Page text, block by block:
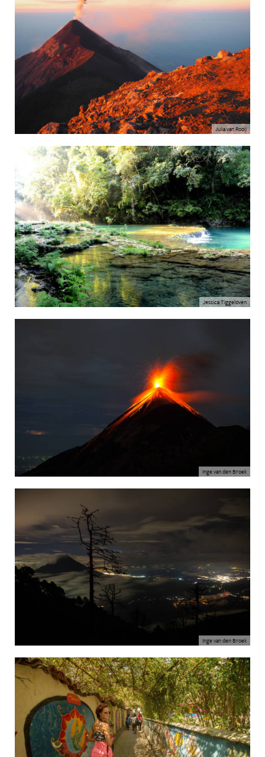
Julia van Rooij
Jessica Tiggeloven
Inge van den Broek
Inge van den Broek